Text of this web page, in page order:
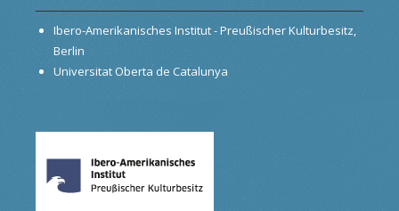
Ibero-Amerikanisches Institut - Preußischer Kulturbesitz,
Berlin
Universitat Oberta de Catalunya